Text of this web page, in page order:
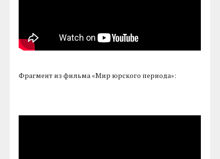
Фрагмент из фильма «Мир юрского периода»: